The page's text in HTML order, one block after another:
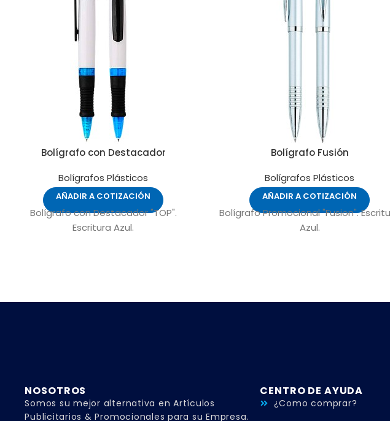
Bolígrafo con Destacador
Bolígrafos Plásticos
AÑADIR A COTIZACIÓN
Bolígrafo con Destacador "TOP".
Escritura Azul.
Bolígrafo Fusión
Bolígrafos Plásticos
AÑADIR A COTIZACIÓN
Bolígrafo Promocional "Fusion".
Azul.
NOSOTROS
Somos su mejor alternativa en Artículos
Publicitarios & Promocionales para su Empresa.
CENTRO DE AYUDA
¿Como comprar?